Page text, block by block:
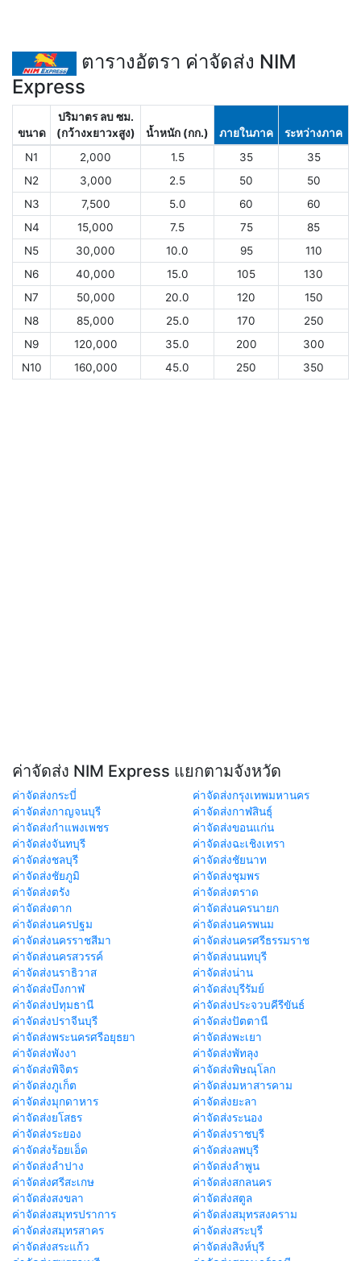
ตารางอัตรา ค่าจัดส่ง NIM
Express
ขนาด
ปริมาตร ลบ ซม.
(กว้างxยาวxสูง)
น้ำหนัก (กก.) ภายในภาค
ระหว่างภาค
N1
2,000 1.5 35
35
N2
3,000 2.5 50
50
N3
7,500 5.0 60
60
N4
15,000 7.5 75
85
N5
30,000 10.0 95
110
N6
40,000 15.0 105
130
N7
50,000 20.0 120
150
N8
85,000 25.0 170
250
N9
120,000 35.0 200
300
N10
160,000 45.0 250 350
ค่าจัดส่ง NIM Express แยกตามจังหวัด
ค่าจัดส่งกระบี่
ค่าจัดส่งกรุงเทพมหานคร
ค่าจัดส่งกาญจนบุรี
ค่าจัดส่งกาฬสินธุ์
ค่าจัดส่งกำแพงเพชร
ค่าจัดส่งขอนแก่น
ค่าจัดส่งจันทบุรี
ค่าจัดส่งฉะเชิงเทรา
ค่าจัดส่งชลบุรี
ค่าจัดส่งชัยนาท
ค่าจัดส่งชัยภูมิ
ค่าจัดส่งชุมพร
ค่าจัดส่งตรัง
ค่าจัดส่งตราด
ค่าจัดส่งตาก
ค่าจัดส่งนครนายก
ค่าจัดส่งนครปฐม
ค่าจัดส่งนครพนม
ค่าจัดส่งนครราชสีมา
ค่าจัดส่งนครศรีธรรมราช
ค่าจัดส่งนครสวรรค์
ค่าจัดส่งนนทบุรี
ค่าจัดส่งนราธิวาส
ค่าจัดส่งน่าน
ค่าจัดส่งบึงกาฬ
ค่าจัดส่งบุรีรัมย์
ค่าจัดส่งปทุมธานี
ค่าจัดส่งประจวบคีรีขันธ์
ค่าจัดส่งปราจีนบุรี
ค่าจัดส่งปัตตานี
ค่าจัดส่งพระนครศรีอยุธยา
ค่าจัดส่งพะเยา
ค่าจัดส่งพังงา
ค่าจัดส่งพัทลุง
ค่าจัดส่งพิจิตร
ค่าจัดส่งพิษณุโลก
ค่าจัดส่งภูเก็ต
ค่าจัดส่งมหาสารคาม
ค่าจัดส่งมุกดาหาร
ค่าจัดส่งยะลา
ค่าจัดส่งยโสธร
ค่าจัดส่งระนอง
ค่าจัดส่งระยอง
ค่าจัดส่งราชบุรี
ค่าจัดส่งร้อยเอ็ด
ค่าจัดส่งลพบุรี
ค่าจัดส่งลำปาง
ค่าจัดส่งลำพูน
ค่าจัดส่งศรีสะเกษ
ค่าจัดส่งสกลนคร
ค่าจัดส่งสงขลา
ค่าจัดส่งสตูล
ค่าจัดส่งสมุทรปราการ
ค่าจัดส่งสมุทรสงคราม
ค่าจัดส่งสมุทรสาคร
ค่าจัดส่งสระบุรี
ค่าจัดส่งสระแก้ว
ค่าจัดส่งสิงห์บุรี